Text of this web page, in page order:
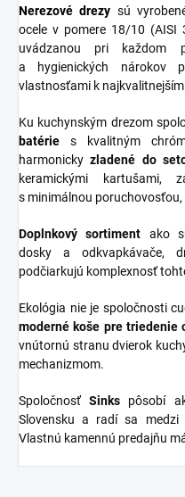
Nerezové drezy sú
ocele v pomere 18/10 (AISI
uvádzanou pri každom
a hygienických nárokov
vlastnosťami k
Ku kuchynským drezom
batérie s kvalitným
harmonickyzladené do
keramickými kartušami,
s minimálnou
Doplnkový sortiment ako
dosky a odkvapkávače,
podčiarkujú komplexnosť
Ekológia nie je spoločnosti
moderné koše pre triedenie
vnútornú stranu dvierok
mechanizmom.
SpoločnosťSinks pôsobí
Slovensku a radí sa medzi
Vlastnú kamennú predajňu